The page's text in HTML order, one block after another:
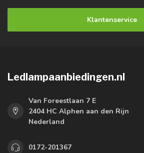
Klantenservice
Ledlampaanbiedingen.nl
Van Foreestlaan 7 E
2404 HC Alphen aan den Rijn
Nederland
0172-201367